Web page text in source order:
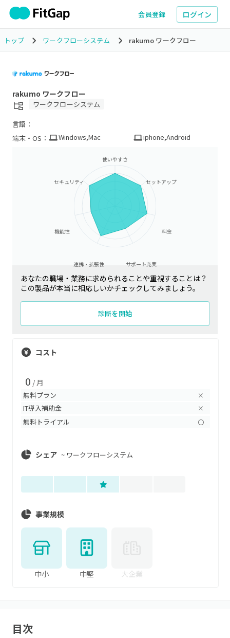
会員登録 ログイン
トップ ワークフローシステム rakumo ワークフロー
rakumo ワークフロー
ワークフローシステム
言語：
端末・OS：
Windows,Mac iphone,Android
使いやすさ
セットアップ
料金
サポート充実
連携・拡張性
機能性
セキュリティ
あなたの職場・業務に求められることや重視することは？
この製品が本当に相応しいかチェックしてみましょう。
診断を開始
コスト
0 / 月
無料プラン ×
IT導入補助金 ×
無料トライアル 〇
シェア ~ ワークフローシステム
事業規模
中小 中堅 大企業
目次